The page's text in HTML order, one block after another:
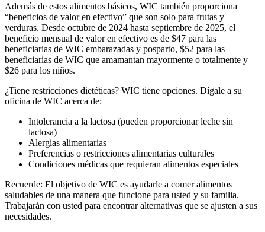
Además de estos alimentos básicos, WIC también proporciona
“beneficios de valor en efectivo” que son solo para frutas y
verduras. Desde octubre de 2024 hasta septiembre de 2025, el
beneficio mensual de valor en efectivo es de $47 para las
beneficiarias de WIC embarazadas y posparto, $52 para las
beneficiarias de WIC que amamantan mayormente o totalmente y
$26 para los niños.
¿Tiene restricciones dietéticas? WIC tiene opciones. Dígale a su
oficina de WIC acerca de:
Intolerancia a la lactosa (pueden proporcionar leche sin
lactosa)
Alergias alimentarias
Preferencias o restricciones alimentarias culturales
Condiciones médicas que requieran alimentos especiales
Recuerde: El objetivo de WIC es ayudarle a comer alimentos
saludables de una manera que funcione para usted y su familia.
Trabajarán con usted para encontrar alternativas que se ajusten a sus
necesidades.